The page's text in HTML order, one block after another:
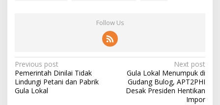
Follow Us
P
o
s
Previous post
Pemerintah Dinilai Tidak
Lindungi Petani dan Pabrik
Gula Lokal
Next post
Gula Lokal Menumpuk di
Gudang Bulog, APT2PHI
Desak Presiden Hentikan
Impor